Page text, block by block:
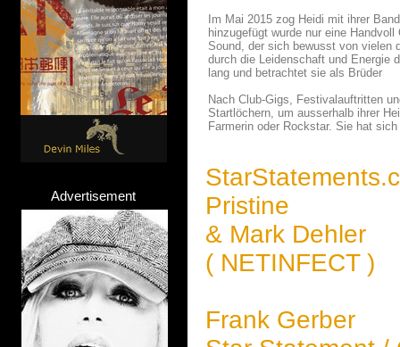
Advertisement
Im Mai 2015 zog Heidi mit ihrer
hinzugefügt wurde nur eine
Sound, der sich bewusst von vielen
durch die Leidenschaft und Energie
lang und betrachtet sie als Brüder
Nach Club-Gigs, Festivalauftritten
Startlöchern, um ausserhalb ihrer
Farmerin oder Rockstar. Sie hat
Pristine
& Mark Dehler
( NETINFECT )
Frank Gerber